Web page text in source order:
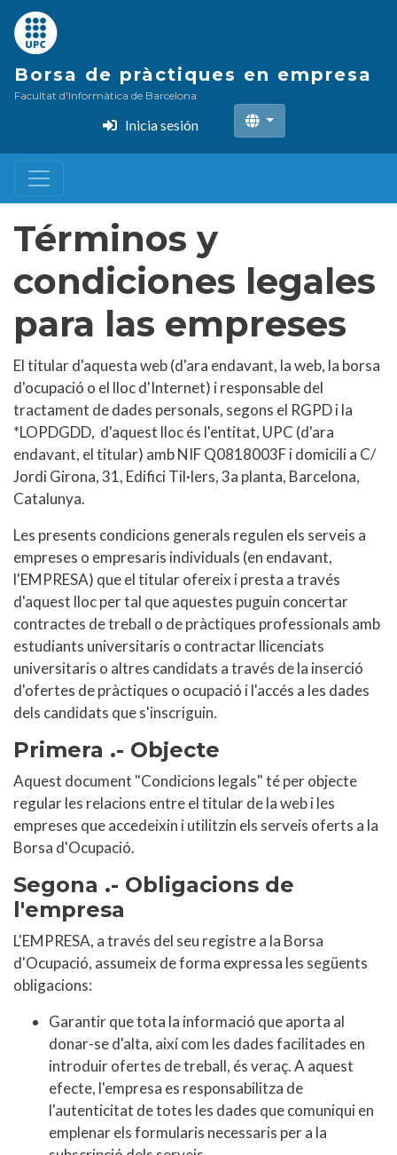
principal
Borsa de pràctiques en empresa
Facultat d'Informàtica de Barcelona
Inicia sesión
Términos y
condiciones legales
para las empreses
El titular d'aquesta web (d'ara endavant, la web, la borsa
d'ocupació o el lloc d'Internet) i responsable del
tractament de dades personals, segons el RGPD i la
*LOPDGDD, d'aquest lloc és l'entitat, UPC (d'ara
endavant, el titular) amb NIF Q0818003F i domicili a C/
Jordi Girona, 31, Edifici Til·lers, 3a planta, Barcelona,
Catalunya.
Les presents condicions generals regulen els serveis a
empreses o empresaris individuals (en endavant,
l'EMPRESA) que el titular ofereix i presta a través
d'aquest lloc per tal que aquestes puguin concertar
contractes de treball o de pràctiques professionals amb
estudiants universitaris o contractar llicenciats
universitaris o altres candidats a través de la inserció
d'ofertes de pràctiques o ocupació i l'accés a les dades
dels candidats que s'inscriguin.
Primera .- Objecte
Aquest document "Condicions legals" té per objecte
regular les relacions entre el titular de la web i les
empreses que accedeixin i utilitzin els serveis oferts a la
Borsa d'Ocupació.
Segona .- Obligacions de
l'empresa
L'EMPRESA, a través del seu registre a la Borsa
d'Ocupació, assumeix de forma expressa les següents
obligacions:
Garantir que tota la informació que aporta al
donar-se d'alta, així com les dades facilitades en
introduir ofertes de treball, és veraç. A aquest
efecte, l'empresa es responsabilitza de
l'autenticitat de totes les dades que comuniqui en
emplenar els formularis necessaris per a la